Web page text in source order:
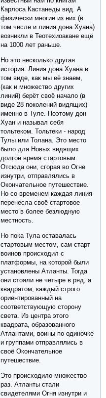
Карлоса Кастанеды вид. А
физически многие из них (в
том числе и линия дона Хуана)
возникли в Теотехиоакане ещё
на 1000 лет раньше.
Но это несколько другая
история. Линия дона Хуана в
том виде, как мы её знаем,
(как и множество других
линий) берёт своё начало (в
виде 28 поколений видящих)
именно в Туле. Поэтому дон
Хуан и называл себя
тольтеком. Тольтеки - народ
Тулы или Толана. Это место
было для Новых видящих
долгое время стартовым.
Отсюда они, сгорая во Огне
изнутри, отправлялись в
Окончательное путешествие.
Но со временем каждая линия
перенесла своё стартовое
место в более безлюдную
местность.
Но пока Тула оставалась
стартовым местом, сам старт
воинов происходил с
платформы, на которой были
установлены Атланты. Тогда
они стояли не четыре в ряд, а
квадратом, каждый строго
ориентированный на
соответствующую сторону
света. Из центра этого
квадрата, образованного
Атлантами, воины по одиночке
и группами отправлялись в
своё Окончательное
путешествие.
Это происходило множество
раз. Атланты стали
свидетелями Огня изнутри и